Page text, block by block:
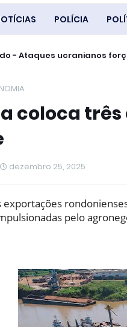
POLÍCIA
Mundo - Ataques
Terceirizado esfaqueia e
coloca
dezembro 25, 2025
exportações
pelo